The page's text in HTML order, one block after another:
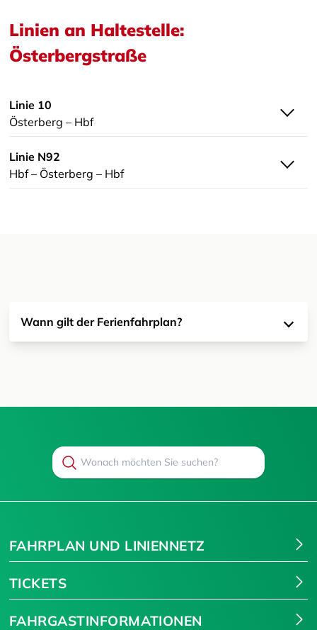
Linien an Haltestelle:
Österbergstraße
Linie 10
Österberg – Hbf
Linie N92
Hbf – Österberg – Hbf
Wann gilt der Ferienfahrplan?
Search
FAHRPLAN UND LINIENNETZ
TICKETS
FAHRGASTINFORMATIONEN